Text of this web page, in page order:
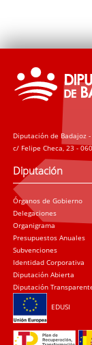
Diputación de Badajoz
c/ Felipe Checa, 23 -
Diputación
Órganos de Gobierno
Delegaciones
Organigrama
Presupuestos Anuales
Subvenciones
Identidad Corporativa
Diputación Abierta
Diputación
EDUSI